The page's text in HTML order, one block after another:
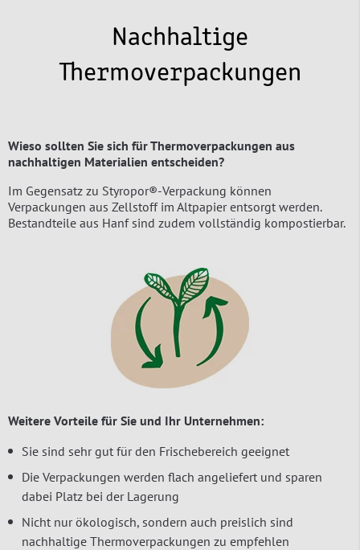
Nachhaltige
Thermoverpackungen
Wieso sollten Sie sich für Thermoverpackungen aus
nachhaltigen Materialien entscheiden?
Im Gegensatz zu Styropor®-Verpackung können
Verpackungen aus Zellstoff im Altpapier entsorgt werden.
Bestandteile aus Hanf sind zudem vollständig kompostierbar.
Weitere Vorteile für Sie und Ihr Unternehmen:
Sie sind sehr gut für den Frischebereich geeignet
Die Verpackungen werden flach angeliefert und sparen
dabei Platz bei der Lagerung
Nicht nur ökologisch, sondern auch preislich sind
nachhaltige Thermoverpackungen zu empfehlen